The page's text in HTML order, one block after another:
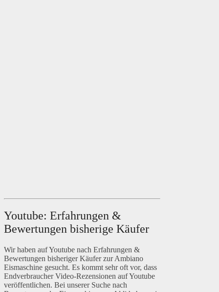
Youtube: Erfahrungen &
Bewertungen bisherige Käufer
Wir haben auf Youtube nach Erfahrungen &
Bewertungen bisheriger Käufer zur Ambiano
Eismaschine gesucht. Es kommt sehr oft vor, dass
Endverbraucher Video-Rezensionen auf Youtube
veröffentlichen. Bei unserer Suche nach